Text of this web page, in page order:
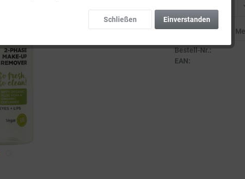
Vergleichen
Bestell-Nr.:
EAN:
Einverstanden
Schließen